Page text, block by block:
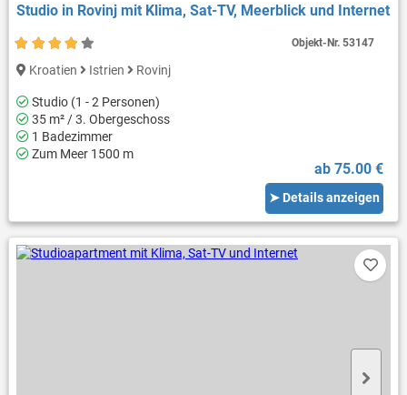
Studio in Rovinj mit Klima, Sat-TV, Meerblick und Internet
Kroatien Istrien Rovinj
Studio (1 - 2 Personen)
35 m² / 3. Obergeschoss
1 Badezimmer
Zum Meer 1500 m
ab 75.00 €
➤ Details anzeigen
Objekt-Nr.53147